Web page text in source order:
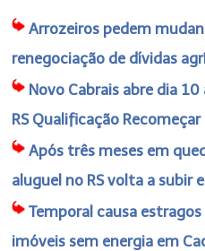
Arrozeiros pedem
renegociação de dívidas
Novo Cabrais abre dia
RS Qualificação Recomeçar
Após três meses em
aluguel no RS volta a subir
Temporal causa
imóveis sem energia em